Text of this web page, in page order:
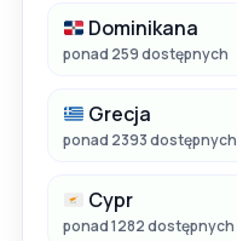
Dominikana
ponad 259 dostępnych
Grecja
ponad 2393 dostępnych
Cypr
ponad 1282 dostępnych